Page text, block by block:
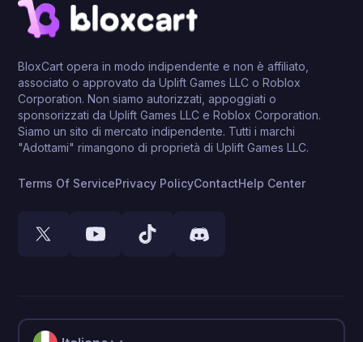
BloxCart opera in modo indipendente e non è affiliato,
associato o approvato da Uplift Games LLC o Roblox
Corporation. Non siamo autorizzati, appoggiati o
sponsorizzati da Uplift Games LLC e Roblox Corporation.
Siamo un sito di mercato indipendente. Tutti i marchi
"Adottami" rimangono di proprietà di Uplift Games LLC.
Terms Of ServicePrivacy PolicyContactHelp Center